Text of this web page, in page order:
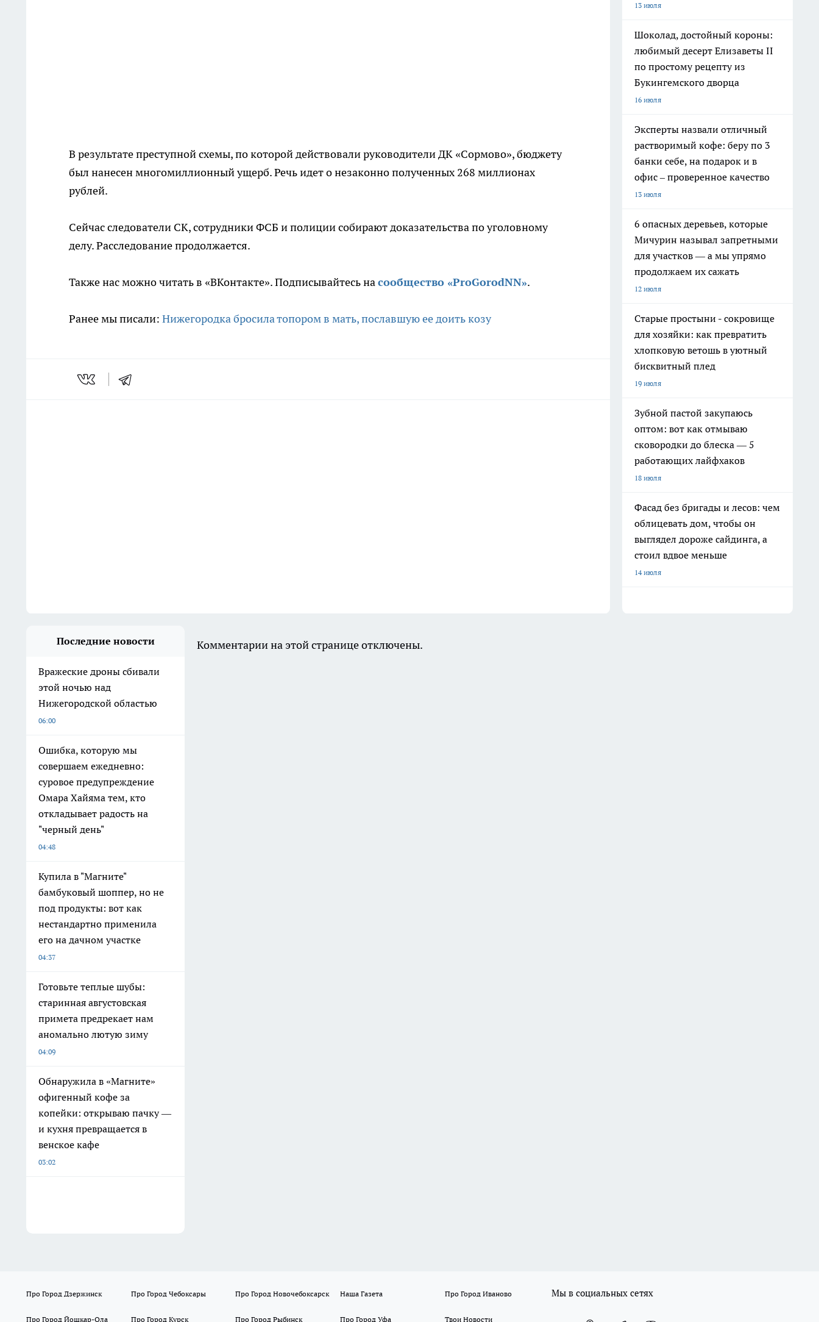
В результате преступной схемы, по которой действовали руководители ДК «Сормово», бюджету
был нанесен многомиллионный ущерб. Речь идет о незаконно полученных 268 миллионах
рублей.
Сейчас следователи СК, сотрудники ФСБ и полиции собирают доказательства по уголовному
делу. Расследование продолжается.
Также нас можно читать в «ВКонтакте». Подписывайтесь насообщество «ProGorodNN».
Ранее мы писали: Нижегородка бросила топором в мать, пославшую ее доить козу
13 июля
Шоколад, достойный короны:
любимый десерт Елизаветы II
по простому рецепту из
Букингемского дворца
16 июля
Эксперты назвали отличный
растворимый кофе: беру по 3
банки себе, на подарок и в
офис – проверенное качество
13 июля
6 опасных деревьев, которые
Мичурин называл запретными
для участков — а мы упрямо
продолжаем их сажать
12 июля
Старые простыни - сокровище
для хозяйки: как превратить
хлопковую ветошь в уютный
бисквитный плед
19 июля
Зубной пастой закупаюсь
оптом: вот как отмываю
сковородки до блеска — 5
работающих лайфхаков
18 июля
Фасад без бригады и лесов: чем
облицевать дом, чтобы он
выглядел дороже сайдинга, а
стоил вдвое меньше
14 июля
Последние новости
Вражеские дроны сбивали
этой ночью над
Нижегородской областью
06:00
Ошибка, которую мы
совершаем ежедневно:
суровое предупреждение
Омара Хайяма тем, кто
откладывает радость на
"черный день"
04:48
Купила в "Магните"
бамбуковый шоппер, но не
под продукты: вот как
нестандартно применила
его на дачном участке
04:37
Готовьте теплые шубы:
старинная августовская
примета предрекает нам
аномально лютую зиму
04:09
Обнаружила в «Магните»
офигенный кофе за
копейки: открываю пачку —
и кухня превращается в
венское кафе
03:02
Комментарии на этой странице отключены.
Про Город Дзержинск Про Город Чебоксары Про Город Новочебоксарск Наша Газета Про Город Иваново
Про Город Йошкар-Ола Про Город Курск Про Город Рыбинск Про Город Уфа Твои Новости
Мы в социальных сетях